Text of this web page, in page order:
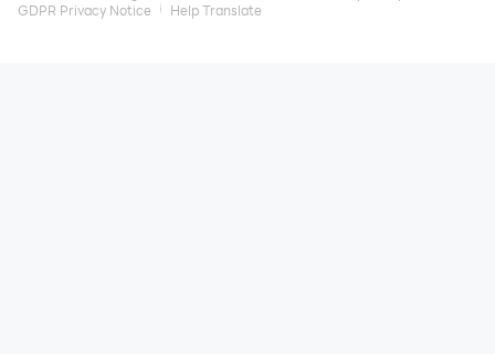
GDPR Privacy Notice
Help Translate